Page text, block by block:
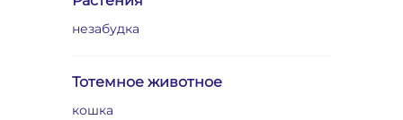
незабудка
Тотемное животное
кошка